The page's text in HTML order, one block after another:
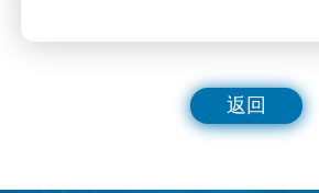
返回